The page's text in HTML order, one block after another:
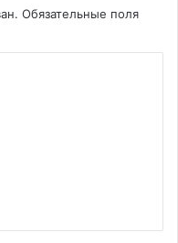
Обязательные поля